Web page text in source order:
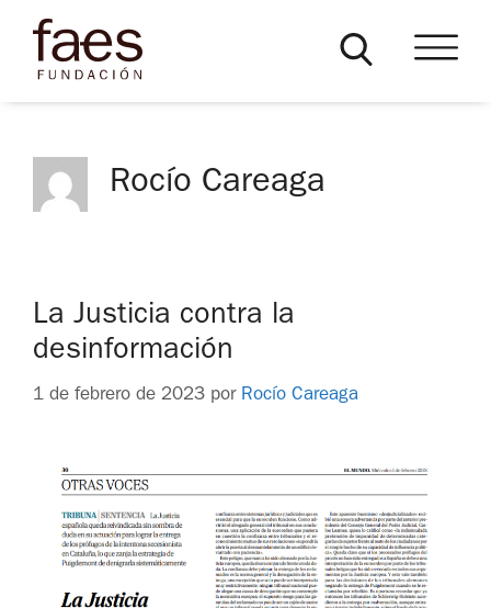
Rocío Careaga
La Justicia contra la
desinformación
1 de febrero de 2023 por Rocío Careaga